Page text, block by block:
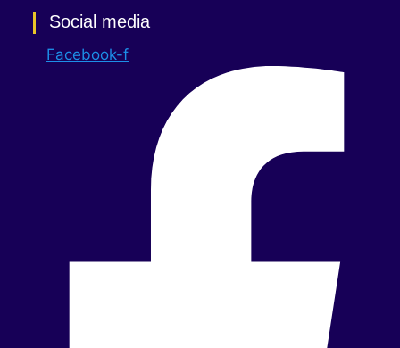
Social media
Facebook-f